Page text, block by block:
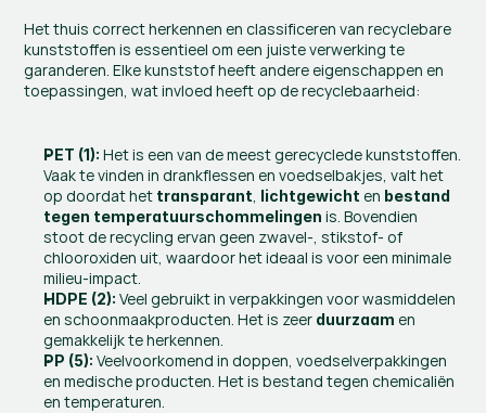
Het thuis correct herkennen en classificeren van recyclebare
kunststoffen is essentieel om een juiste verwerking te
garanderen. Elke kunststof heeft andere eigenschappen en
toepassingen, wat invloed heeft op de recyclebaarheid:
PET (1): Het is een van de meest gerecyclede kunststoffen.
Vaak te vinden in drankflessen en voedselbakjes, valt het
op doordat het transparant, lichtgewicht en bestand
tegen temperatuurschommelingen is. Bovendien
stoot de recycling ervan geen zwavel-, stikstof- of
chlooroxiden uit, waardoor het ideaal is voor een minimale
milieu-impact.
HDPE (2): Veel gebruikt in verpakkingen voor wasmiddelen
en schoonmaakproducten. Het is zeer duurzaam en
gemakkelijk te herkennen.
PP (5): Veelvoorkomend in doppen, voedselverpakkingen
en medische producten. Het is bestand tegen chemicaliën
en temperaturen.